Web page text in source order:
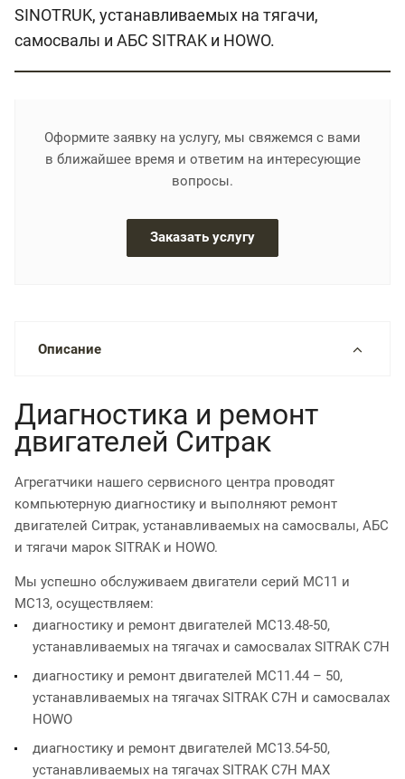
SINOTRUK, устанавливаемых на тягачи,
самосвалы и АБС SITRAK и HOWO.
Оформите заявку на услугу, мы свяжемся с вами
в ближайшее время и ответим на интересующие
вопросы.
Заказать услугу
Описание
Диагностика и ремонт
двигателей Ситрак
Агрегатчики нашего сервисного центра проводят
компьютерную диагностику и выполняют ремонт
двигателей Ситрак, устанавливаемых на самосвалы, АБС
и тягачи марок SITRAK и HOWO.
Мы успешно обслуживаем двигатели серий МС11 и
МС13, осуществляем:
диагностику и ремонт двигателей MC13.48-50,
устанавливаемых на тягачах и самосвалах SITRAK C7H
диагностику и ремонт двигателей MC11.44 – 50,
устанавливаемых на тягачах SITRAK C7H и самосвалах
HOWO
диагностику и ремонт двигателей MC13.54-50,
устанавливаемых на тягачах SITRAK C7H MAX